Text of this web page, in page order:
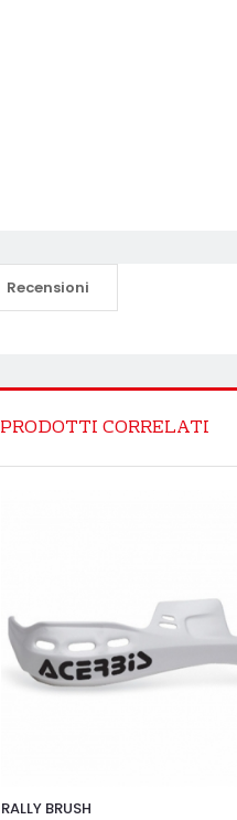
Recensioni
PRODOTTI CORRELATI
RALLY BRUSH